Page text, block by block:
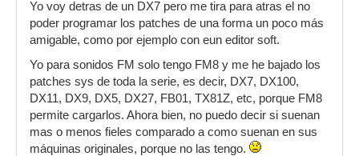
Yo voy detras de un DX7 pero me tira para atras el no
poder programar los patches de una forma un poco más
amigable, como por ejemplo con eun editor soft.
Yo para sonidos FM solo tengo FM8 y me he bajado los
patches sys de toda la serie, es decir, DX7, DX100,
DX11, DX9, DX5, DX27, FB01, TX81Z, etc, porque FM8
permite cargarlos. Ahora bien, no puedo decir si suenan
mas o menos fieles comparado a como suenan en sus
máquinas originales, porque no las tengo.